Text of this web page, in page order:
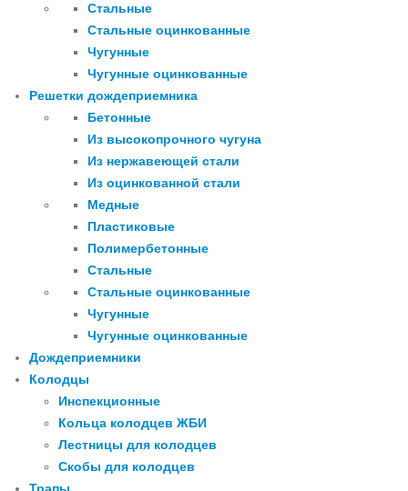
Стальные
Стальные оцинкованные
Чугунные
Чугунные оцинкованные
Решетки дождеприемника
Бетонные
Из высокопрочного чугуна
Из нержавеющей стали
Из оцинкованной стали
Медные
Пластиковые
Полимербетонные
Стальные
Стальные оцинкованные
Чугунные
Чугунные оцинкованные
Дождеприемники
Колодцы
Инспекционные
Кольца колодцев ЖБИ
Лестницы для колодцев
Скобы для колодцев